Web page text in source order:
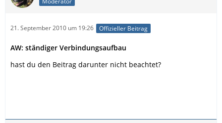
21. September 2010 um 19:26 Offizieller Beitrag
AW: ständiger Verbindungsaufbau
hast du den Beitrag darunter nicht beachtet?